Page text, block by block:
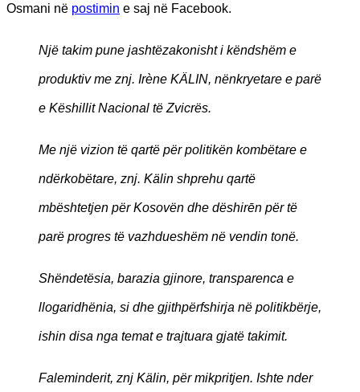
Osmani në postimin e saj në Facebook.
Një takim pune jashtëzakonisht i këndshëm e
produktiv me znj. Irène KÄLIN, nënkryetare e parë
e Këshillit Nacional të Zvicrës.
Me një vizion të qartë për politikën kombëtare e
ndërkobëtare, znj. Kälin shprehu qartë
mbështetjen për Kosovën dhe dëshirēn për të
parë progres të vazhdueshëm në vendin tonë.
Shëndetësia, barazia gjinore, transparenca e
llogaridhënia, si dhe gjithpërfshirja në politikbërje,
ishin disa nga temat e trajtuara gjatë takimit.
Faleminderit, znj Kälin, për mikpritjen. Ishte nder